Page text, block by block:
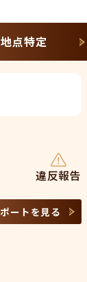
点特定
違反報告
ートを見る